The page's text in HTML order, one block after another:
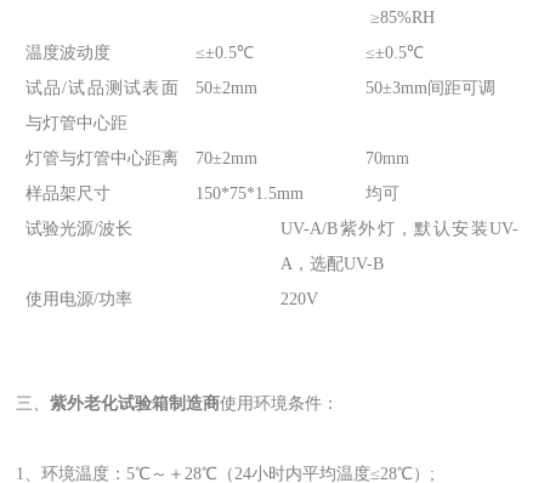
≥85%RH
温度波动度
≤±0.5℃
≤±0.5℃
试品/试品测试表面
与灯管中心距
50±2mm 50±3mm间距可调
灯管与灯管中心距离 70±2mm
70mm
样品架尺寸
150*75*1.5mm
均可
试验光源/波长
UV-A/B紫外灯，默认安装UV-
A，选配UV-B
使用电源/功率
220V
三、紫外老化试验箱制造商使用环境条件：
1、环境温度：5℃～＋28℃（24小时内平均温度≤28℃）;